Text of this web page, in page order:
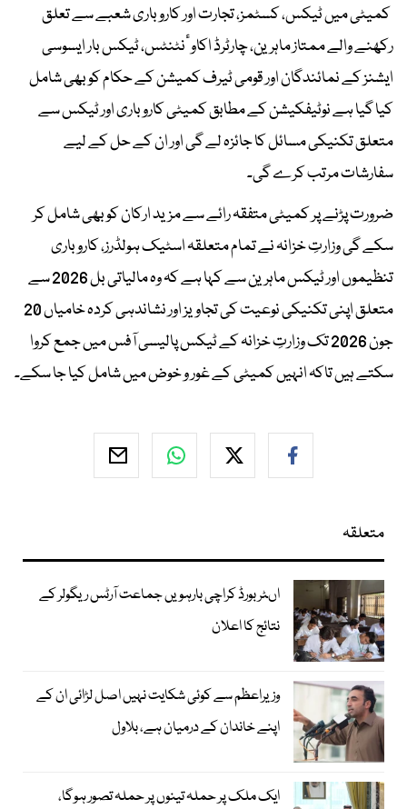
کمیٹی میں ٹیکس، کسٹمز، تجارت اور کاروباری شعبے سے تعلق
رکھنے والے ممتاز ماہرین، چارٹرڈ اکاوٴنٹنٹس، ٹیکس بار ایسوسی
ایشنز کے نمائندگان اور قومی ٹیرف کمیشن کے حکام کو بھی شامل
کیا گیا ہے نوٹیفکیشن کے مطابق کمیٹی کاروباری اور ٹیکس سے
متعلق تکنیکی مسائل کا جائزہ لے گی اور ان کے حل کے لیے
سفارشات مرتب کرے گی۔
ضرورت پڑنے پر کمیٹی متفقہ رائے سے مزید ارکان کو بھی شامل کر
سکے گی وزارتِ خزانہ نے تمام متعلقہ اسٹیک ہولڈرز، کاروباری
تنظیموں اور ٹیکس ماہرین سے کہا ہے کہ وہ مالیاتی بل 2026 سے
متعلق اپنی تکنیکی نوعیت کی تجاویز اور نشاندہی کردہ خامیاں 20
جون 2026 تک وزارتِ خزانہ کے ٹیکس پالیسی آفس میں جمع کروا
سکتے ہیں تاکہ انہیں کمیٹی کے غور و خوض میں شامل کیا جا سکے۔
متعلقہ
اںٹر بورڈ کراچی بارہویں جماعت آرٹس ریگولر کے
نتائج کا اعلان
وزیراعظم سے کوئی شکایت نہیں اصل لڑائی ان کے
اپنے خاندان کے درمیان ہے، بلاول
ایک ملک پر حملہ تینوں پر حملہ تصور ہوگا،